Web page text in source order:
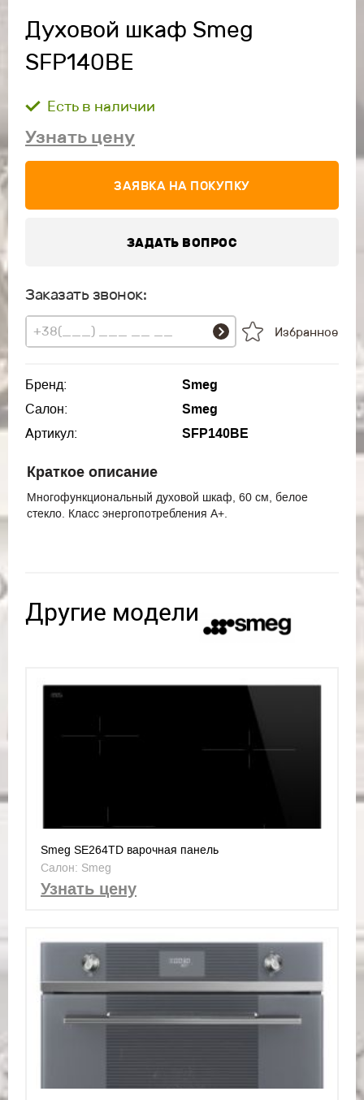
Духовой шкаф Smeg
SFP140BE
Есть в наличии
Узнать цену
ЗАЯВКА НА ПОКУПКУ
ЗАДАТЬ ВОПРОС
Заказать звонок:
Избранное
Бренд:
Smeg
Салон:
Smeg
Артикул:
SFP140BE
Краткое описание
Многофункциональный духовой шкаф, 60 см, белое
стекло. Класс энергопотребления А+.
Другие модели
Smeg SE264TD варочная панель
Салон: Smeg
Узнать цену